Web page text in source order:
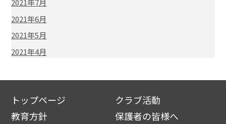
2021年7月
2021年6月
2021年5月
2021年4月
トップページ
教育方針
クラブ活動
保護者の皆様へ